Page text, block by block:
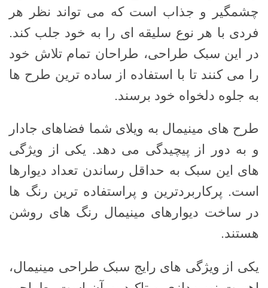
چشمگیر و جذاب است که می تواند نظر هر
فردی با هر نوع سلیقه ای را به خود جلب کند.
در این سبک طراحی، طراحان تمام تلاش خود
را می کنند تا با استفاده از ساده ترین طرح ها
به جلوه دلخواه خود برسند.
طرح های مینیمال به ویلای شما فضاهای جادار
و به دور از پیچیدگی می دهد. یکی از ویژگی
های این سبک به حداقل رساندن تعداد دیوارها
است. پرکاربردترین و پراستفاده ترین رنگ ها
در ساخت دیوارهای مینیمال رنگ های روشن
هستند.
یکی از ویژگی های رایج سبک طراحی مینیمال،